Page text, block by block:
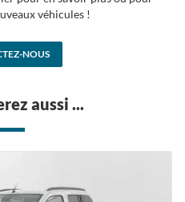
véhicules !
NOUS
aussi ...